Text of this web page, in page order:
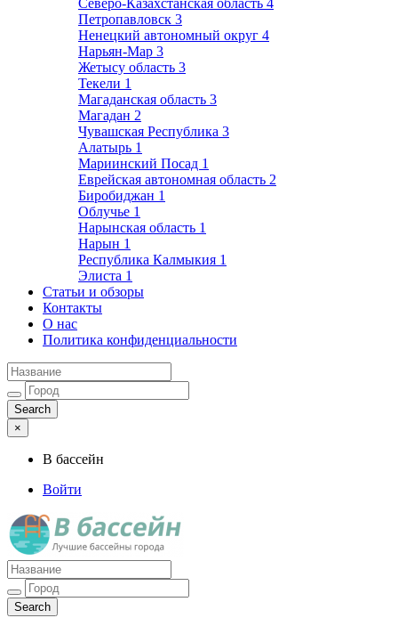
Северо-Казахстанская область 4
Петропавловск 3
Ненецкий автономный округ 4
Нарьян-Мар 3
Жетысу область 3
Текели 1
Магаданская область 3
Магадан 2
Чувашская Республика 3
Алатырь 1
Мариинский Посад 1
Еврейская автономная область 2
Биробиджан 1
Облучье 1
Нарынская область 1
Нарын 1
Республика Калмыкия 1
Элиста 1
Статьи и обзоры
Контакты
О нас
Политика конфиденциальности
×
В бассейн
Войти
Лучшие бассейны города